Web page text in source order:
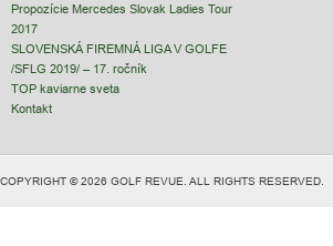
Propozície Mercedes Slovak Ladies Tour
2017
SLOVENSKÁ FIREMNÁ LIGA V GOLFE
/SFLG 2019/ – 17. ročník
TOP kaviarne sveta
Kontakt
COPYRIGHT © 2026 GOLF REVUE. ALL RIGHTS RESERVED.